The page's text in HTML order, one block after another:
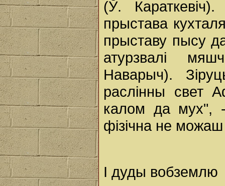
(Ў.
прыстава
прыставу пысу
атурзвалі
Наварыч).
раслінны свет
калом да мух",
фізічна не
І дуды вобземлю